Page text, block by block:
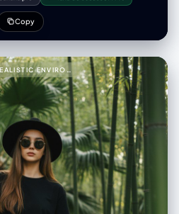
proportions, makeup style, and
{ "jacket": {
},
"beige" } },
Copy
HYPER-REALISTIC ENVIRONMENTAL PORTRAIT OF STYLISH WOMAN PROMPT (PARTIAL)999{